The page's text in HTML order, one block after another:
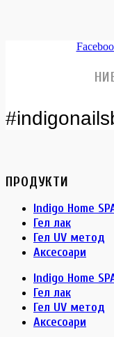
ПРОДУКТИ
Indigo Home
Гел лак
Гел UV метод
Аксесоари
Indigo Home
Гел лак
Гел UV метод
Аксесоари